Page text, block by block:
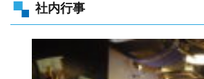
社内行事